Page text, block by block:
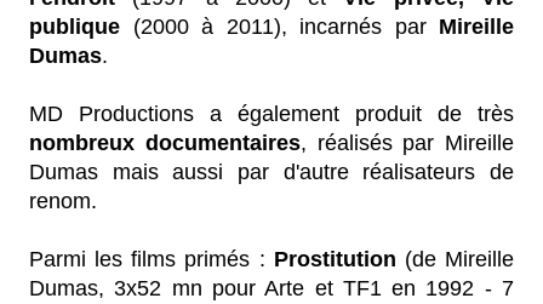
publique (2000 à 2011), incarnés par Mireille
Dumas.
MD Productions a également produit de très
nombreux documentaires, réalisés par Mireille
Dumas mais aussi par d'autre réalisateurs de
renom.
Parmi les films primés : Prostitution (de Mireille
Dumas, 3x52 mn pour Arte et TF1 en 1992 - 7